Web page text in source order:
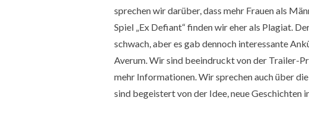
sprechen wir darüber, dass mehr Frauen als
Spiel „Ex Defiant“ finden wir eher als Plagiat.
schwach, aber es gab dennoch interessante
Averum. Wir sind beeindruckt von der Trailer-
mehr Informationen. Wir sprechen auch über
sind begeistert von der Idee, neue Geschichten